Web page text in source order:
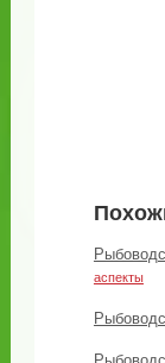
аспекты